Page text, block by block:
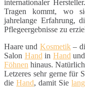
internationaler
Tragen kommt, wo
jahrelange Erfahrung,
Pflegeergebnisse zu
Haare und Kosmetik–
Salon Hand in Hand
Föhnen hinaus.
Letzeres sehr gerne für
dieHand, damit Sie